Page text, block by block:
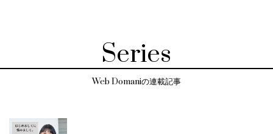
Series
Web Domaniの連載記事